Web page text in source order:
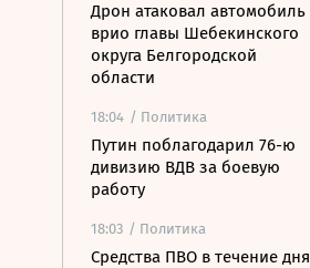
Дрон атаковал автомобиль
врио главы Шебекинского
округа Белгородской
области
18:04 / Политика
Путин поблагодарил 76-ю
дивизию ВДВ за боевую
работу
18:03 / Политика
Средства ПВО в течение дня